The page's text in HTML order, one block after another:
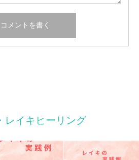
レイキヒーリング